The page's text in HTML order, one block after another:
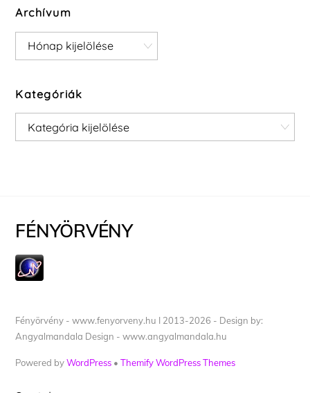
Archívum
Archívum
Kategóriák
Kategóriák
FÉNYÖRVÉNY
Fényörvény - www.fenyorveny.hu I 2013-2026 - Design by:
Angyalmandala Design - www.angyalmandala.hu
Powered byWordPress •Themify WordPress Themes